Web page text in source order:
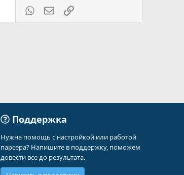
WhatsAppЭлектронная почта
Ссылка
Поддержка
Нужна помощь с настройкой или работой
парсера? Напишите в поддержку, поможем
довести все до результата.